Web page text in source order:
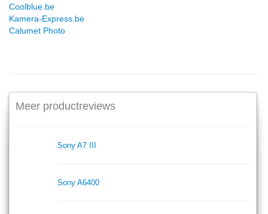
Coolblue.be
Kamera-Express.be
Calumet Photo
Meer productreviews
Sony A7 III
Sony A6400